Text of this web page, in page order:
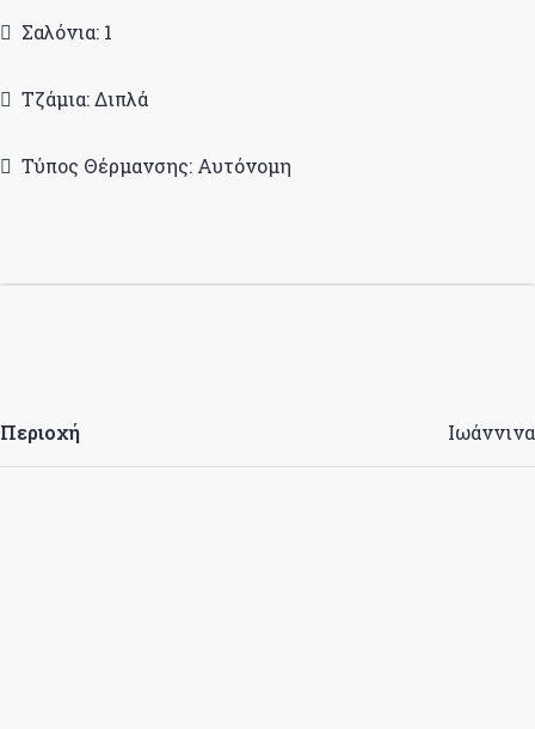
Σαλόνια: 1
Τζάμια: Διπλά
Τύπος Θέρμανσης: Αυτόνομη
Περιοχή Ιωάννινα